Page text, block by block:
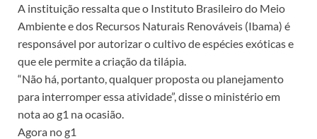
A instituição ressalta que o Instituto Brasileiro do Meio
Ambiente e dos Recursos Naturais Renováveis (Ibama) é
responsável por autorizar o cultivo de espécies exóticas e
que ele permite a criação da tilápia.
“Não há, portanto, qualquer proposta ou planejamento
para interromper essa atividade”, disse o ministério em
nota ao g1 na ocasião.
Agora no g1